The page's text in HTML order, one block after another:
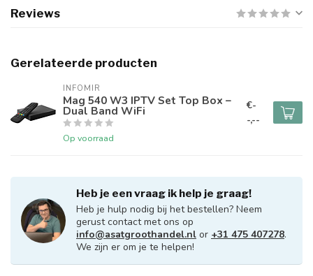
Reviews
Gerelateerde producten
INFOMIR
Mag 540 W3 IPTV Set Top Box –
Dual Band WiFi
Op voorraad
€-
-,--
Heb je een vraag ik help je graag!
Heb je hulp nodig bij het bestellen? Neem
gerust contact met ons op
info@asatgroothandel.nl or +31 475 407278.
We zijn er om je te helpen!